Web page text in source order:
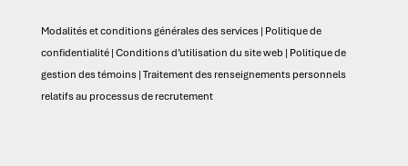
Modalités et conditions générales des services| Politique de
confidentialité| Conditions d’utilisation du site web | Politique de
gestion des témoins| Traitement des renseignements personnels
relatifs au processus de recrutement